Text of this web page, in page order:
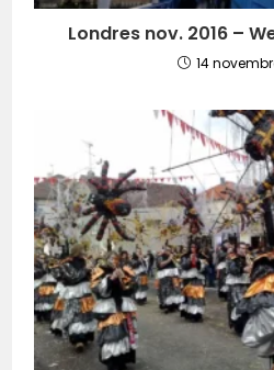
Londres nov. 2016 –
14